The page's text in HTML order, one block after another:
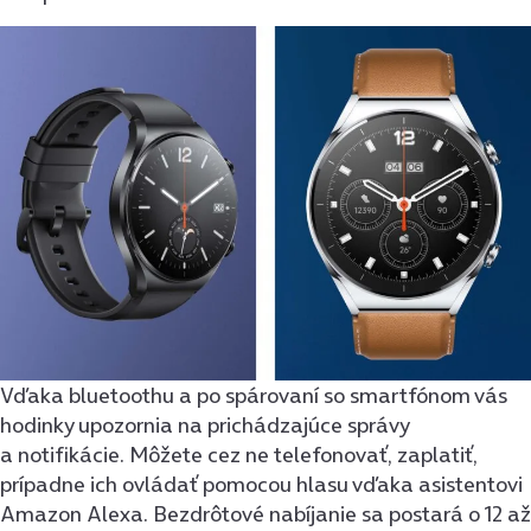
Vďaka bluetoothu a po spárovaní so smartfónom vás
hodinky upozornia na prichádzajúce správy
a notifikácie. Môžete cez ne telefonovať, zaplatiť,
prípadne ich ovládať pomocou hlasu vďaka asistentovi
Amazon Alexa. Bezdrôtové nabíjanie sa postará o 12 až